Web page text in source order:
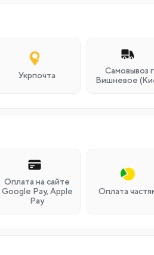
Укрпочта
Самовывоз г.
Вишневое
Оплата на сайте
Google Pay, Apple
Pay
Оплата